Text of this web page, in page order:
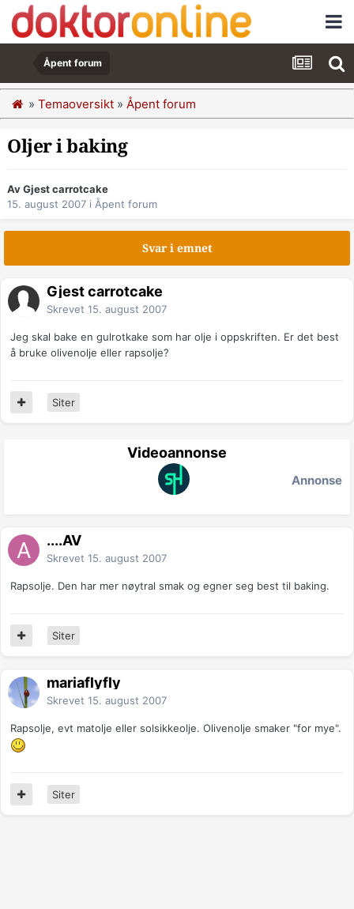
Åpent forum
» Temaoversikt » Åpent forum
Oljer i baking
Av Gjest carrotcake
15. august 2007 i Åpent forum
Svar i emnet
Gjest carrotcake
Skrevet 15. august 2007
Jeg skal bake en gulrotkake som har olje i oppskriften. Er det best
å bruke olivenolje eller rapsolje?
Siter
Videoannonse
Annonse
....AV
Skrevet 15. august 2007
Rapsolje. Den har mer nøytral smak og egner seg best til baking.
Siter
mariaflyfly
Skrevet 15. august 2007
Rapsolje, evt matolje eller solsikkeolje. Olivenolje smaker "for mye".
Siter